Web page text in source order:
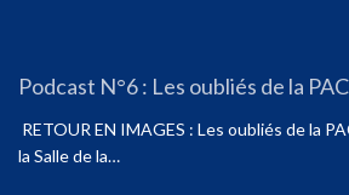
Podcast N°6 : Les oubliés de la PAC
RETOUR EN IMAGES : Les oubliés de la
la Salle de la…